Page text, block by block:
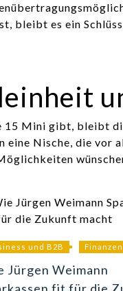
bleibt es ein
15 Mini gibt, bleibt
eine Nische, die vor
und B2B Finanzen
Jürgen Weimann